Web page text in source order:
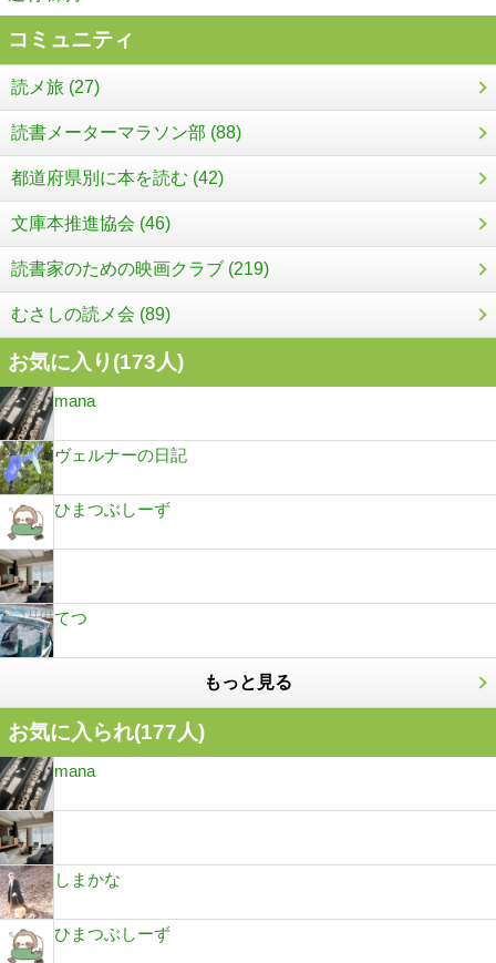
コミュニティ
読メ旅 (27)
読書メーターマラソン部 (88)
都道府県別に本を読む (42)
文庫本推進協会 (46)
読書家のための映画クラブ (219)
むさしの読メ会 (89)
お気に入り(173人)
mana
ヴェルナーの日記
ひまつぶしーず
てつ
もっと見る
お気に入られ(177人)
mana
しまかな
ひまつぶしーず